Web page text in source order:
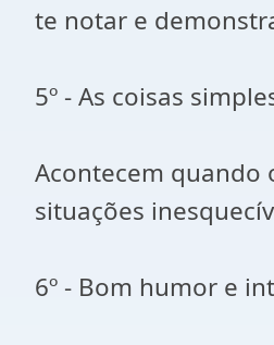
te notar e
5º - As coisas
Acontecem quando
situações
6º - Bom humor e